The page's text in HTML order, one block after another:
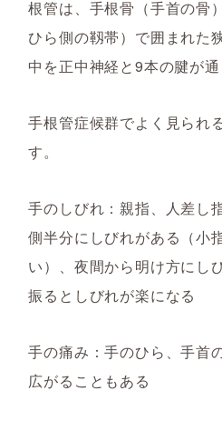
根管は、手根骨（手首の骨
ひら側の靱帯）で囲まれた
中を正中神経と9本の腱が通
手根管症候群でよく見られ
す。
手のしびれ：親指、人差し
側半分にしびれがある（小
い）、夜間から明け方にし
振るとしびれが楽になる
手の痛み：手のひら、手首
広がることもある